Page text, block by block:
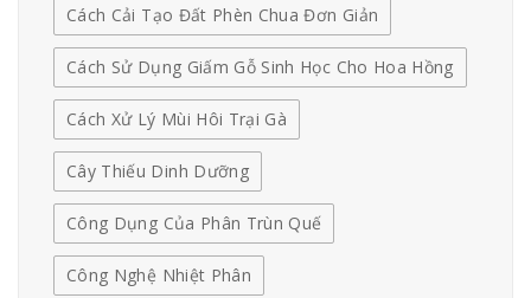
Cách Cải Tạo Đất Phèn Chua Đơn Giản
Cách Sử Dụng Giấm Gỗ Sinh Học Cho Hoa Hồng
Cách Xử Lý Mùi Hôi Trại Gà
Cây Thiếu Dinh Dưỡng
Công Dụng Của Phân Trùn Quế
Công Nghệ Nhiệt Phân